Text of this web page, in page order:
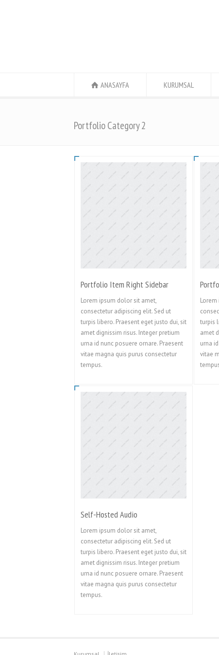
ANASAYFA KURUMSAL
Portfolio Category 2
Portfolio Item Right Sidebar
Lorem ipsum dolor sit amet,
consectetur adipiscing elit. Sed ut
turpis libero. Praesent eget justo dui, sit
amet dignissim risus. Integer pretium
urna id nunc posuere ornare. Praesent
vitae magna quis purus consectetur
tempus.
turpis
amet
urna
vitae
Self-Hosted Audio
Lorem ipsum dolor sit amet,
consectetur adipiscing elit. Sed ut
turpis libero. Praesent eget justo dui, sit
amet dignissim risus. Integer pretium
urna id nunc posuere ornare. Praesent
vitae magna quis purus consectetur
tempus.